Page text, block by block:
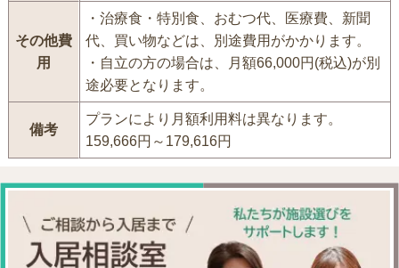
その他費
用
・治療食・特別食、おむつ代、医療費、新聞
代、買い物などは、別途費用がかかります。
・自立の方の場合は、月額66,000円(税込)が別
途必要となります。
備考
プランにより月額利用料は異なります。
159,666円～179,616円